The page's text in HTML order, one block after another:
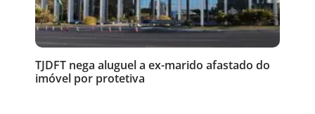
TJDFT nega aluguel a ex-marido afastado do
imóvel por protetiva